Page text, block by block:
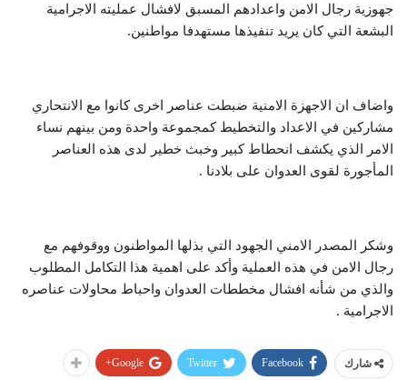
جهوزية رجال الامن واعدادهم المسبق لافشال عمليته الاجرامية
البشعة التي كان يريد تنفيذها مستهدفا مواطنين.
واضاف ان الاجهزة الامنية ضبطت عناصر اخرى كانوا مع الانتحاري
مشاركين في الاعداد والتخطيط كمجموعة واحدة ومن بينهم نساء
الامر الذي يكشف انحطاط كبير وخبث خطير لدى هذه العناصر
المأجورة لقوى العدوان على بلادنا .
وشكر المصدر الامني الجهود التي بذلها المواطنون ووقوفهم مع
رجال الامن في هذه العملية وأكد على اهمية هذا التكامل المطلوب
والذي من شأنه افشال مخططات العدوان واحباط محاولات عناصره
الاجرامية .
شارك Facebook
Twitter
Google+